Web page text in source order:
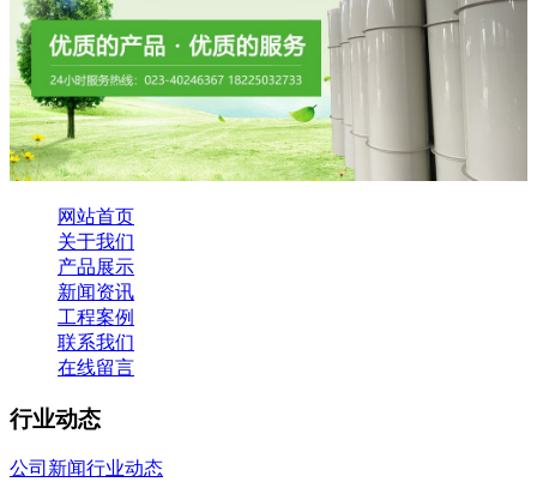
网站首页
关于我们
产品展示
新闻资讯
工程案例
联系我们
在线留言
行业动态
公司新闻行业动态